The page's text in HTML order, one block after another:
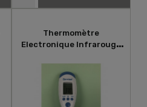
Thermomètre
Electronique Infrarouge